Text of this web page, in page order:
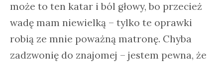
może to ten katar i ból głowy, bo przecież
wadę mam niewielką – tylko te oprawki
robią ze mnie poważną matronę. Chyba
zadzwonię do znajomej – jestem pewna, że